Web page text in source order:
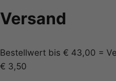
Versand
Bestellwert bis € 43,00 =
€ 3,50